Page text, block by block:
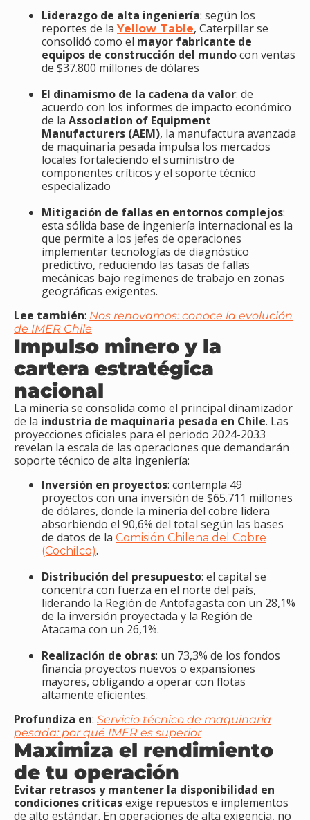
Liderazgo de alta ingeniería: según los
reportes de la Yellow Table, Caterpillar se
consolidó como el mayor fabricante de
equipos de construcción del mundocon ventas
de $37.800 millones de dólares
El dinamismo de la cadena da valor: de
acuerdo con los informes de impacto económico
de la Association of Equipment
Manufacturers (AEM), la manufactura avanzada
de maquinaria pesada impulsa los mercados
locales fortaleciendo el suministro de
componentes críticos y el soporte técnico
especializado
Mitigación de fallas en entornos complejos:
esta sólida base de ingeniería internacional es la
que permite a los jefes de operaciones
implementar tecnologías de diagnóstico
predictivo, reduciendo las tasas de fallas
mecánicas bajo regímenes de trabajo en zonas
geográficas exigentes.
Lee también: Nos renovamos: conoce la evolución
de IMER Chile
Impulso minero y la
cartera estratégica
nacional
La minería se consolida como el principal dinamizador
de la industria de maquinaria pesada en Chile. Las
proyecciones oficiales para el periodo 2024-2033
revelan la escala de las operaciones que demandarán
soporte técnico de alta ingeniería:
Inversión en proyectos: contempla 49
proyectos con una inversión de $65.711 millones
de dólares, donde la minería del cobre lidera
absorbiendo el 90,6% del total según las bases
de datos de la Comisión Chilena del Cobre
(Cochilco).
Distribución del presupuesto: el capital se
concentra con fuerza en el norte del país,
liderando la Región de Antofagasta con un 28,1%
de la inversión proyectada y la Región de
Atacama con un 26,1%.
Realización de obras: un 73,3% de los fondos
financia proyectos nuevos o expansiones
mayores, obligando a operar con flotas
altamente eficientes.
Profundiza en: Servicio técnico de maquinaria
pesada: por qué IMER es superior
Maximiza el rendimiento
de tu operación
Evitar retrasos y mantener la disponibilidad en
condiciones críticasexige repuestos e implementos
de alto estándar. En operaciones de alta exigencia, no